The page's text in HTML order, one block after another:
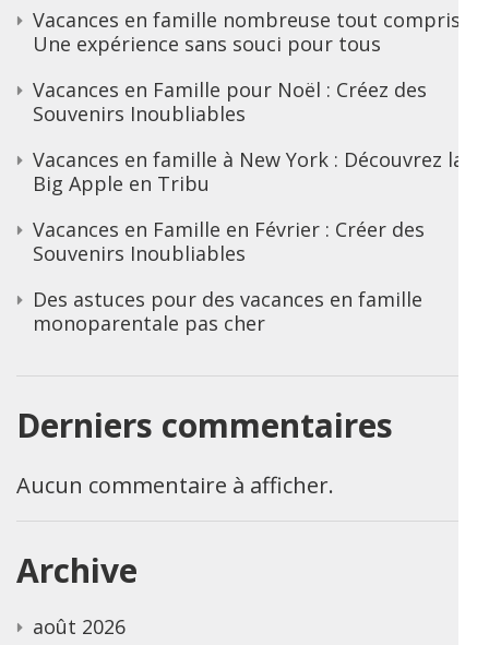
Vacances en famille nombreuse tout compris :
Une expérience sans souci pour tous
Vacances en Famille pour Noël : Créez des
Souvenirs Inoubliables
Vacances en famille à New York : Découvrez la
Big Apple en Tribu
Vacances en Famille en Février : Créer des
Souvenirs Inoubliables
Des astuces pour des vacances en famille
monoparentale pas cher
Derniers commentaires
Aucun commentaire à afficher.
Archive
août 2026